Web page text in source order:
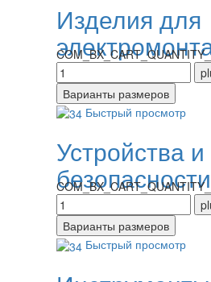
Изделия для
Быстрый просмотр
Устройства
безопасности
Быстрый просмотр